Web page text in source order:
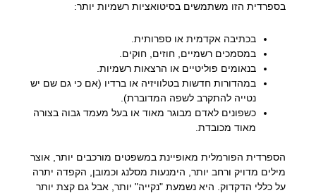
בספרדית הזו משתמשים בסיטואציות רשמיות יותר:
בכתיבה אקדמית או ספרותית.
במסמכים רשמיים, חוזים, חוקים.
בנאומים פוליטיים או הרצאות רשמיות.
במהדורות חדשות בטלוויזיה או ברדיו (אם כי גם שם יש
נטייה להתקרב לשפה המדוברת).
כשפונים לאדם מבוגר מאוד או בעל מעמד גבוה בצורה
מאוד מכובדת.
הספרדית הפורמלית מאופיינת במשפטים מורכבים יותר, אוצר
מילים מדויק ורחב יותר, הימנעות מסלנג וכמובן, הקפדה יתרה
על כללי הדקדוק. היא נשמעת "נקייה" יותר, אבל גם קצת יותר